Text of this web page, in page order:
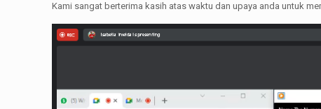
Kami sangat berterima kasih atas waktu dan upaya anda untuk